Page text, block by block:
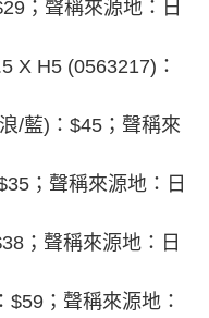
；聲稱來源地：日
X H5 (0563217)：
/藍)：$45；聲稱來
；聲稱來源地：日
；聲稱來源地：日
$59；聲稱來源地：